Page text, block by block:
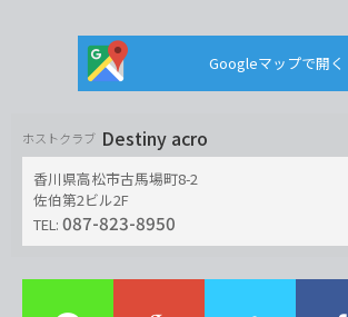
Googleマップで開く
ホストクラブ Destiny acro
香川県高松市古馬場町8-2
佐伯第2ビル2F
TEL: 087-823-8950